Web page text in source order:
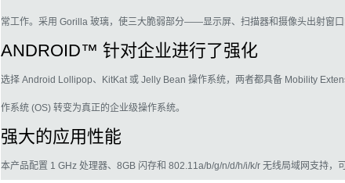
常工作。采用 Gorilla 玻璃，使三大脆弱部分——显示屏、扫描器和摄像头出射窗口
ANDROID™ 针对企业进行了强化
选择 Android Lollipop、KitKat 或 Jelly Bean 操作系统，两者都具备 Mobility
作系统 (OS) 转变为真正的企业级操作系统。
强大的应用性能
本产品配置 1 GHz 处理器、8GB 闪存和 802.11a/b/g/n/d/h/i/k/r 无线局域网支持，